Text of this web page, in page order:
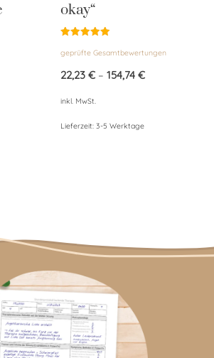
okay“
mit
von 5
geprüfte Gesamtbewertungen
22,23€ –154,74€
inkl. MwSt.
Lieferzeit:3-5 Werktage